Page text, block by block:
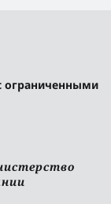
ограниченными